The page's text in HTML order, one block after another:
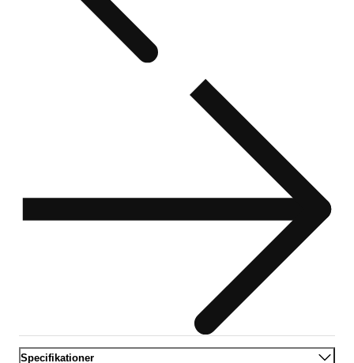
Specifikationer